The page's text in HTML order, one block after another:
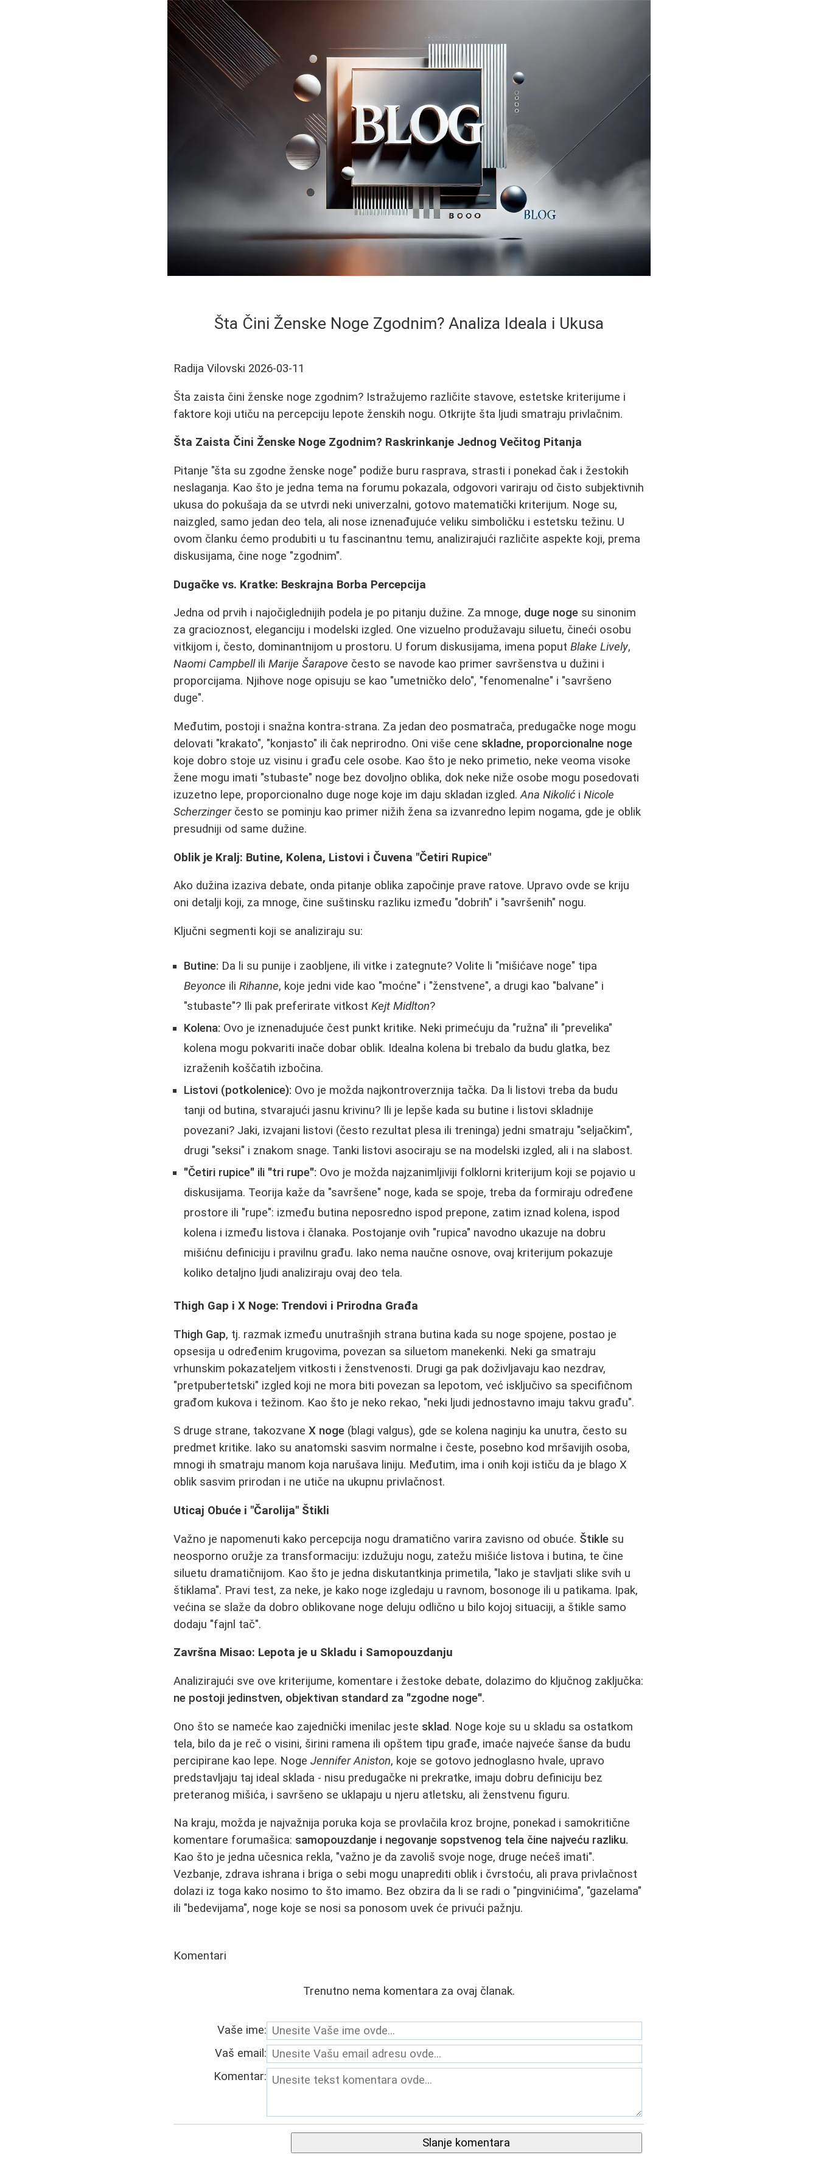
Šta Čini Ženske Noge Zgodnim? Analiza Ideala i Ukusa
Radija Vilovski 2026-03-11
Šta zaista čini ženske noge zgodnim? Istražujemo različite stavove, estetske kriterijume i
faktore koji utiču na percepciju lepote ženskih nogu. Otkrijte šta ljudi smatraju privlačnim.
Šta Zaista Čini Ženske Noge Zgodnim? Raskrinkanje Jednog Večitog Pitanja
Pitanje "šta su zgodne ženske noge" podiže buru rasprava, strasti i ponekad čak i žestokih
neslaganja. Kao što je jedna tema na forumu pokazala, odgovori variraju od čisto subjektivnih
ukusa do pokušaja da se utvrdi neki univerzalni, gotovo matematički kriterijum. Noge su,
naizgled, samo jedan deo tela, ali nose iznenađujuće veliku simboličku i estetsku težinu. U
ovom članku ćemo produbiti u tu fascinantnu temu, analizirajući različite aspekte koji, prema
diskusijama, čine noge "zgodnim".
Dugačke vs. Kratke: Beskrajna Borba Percepcija
Jedna od prvih i najočiglednijih podela je po pitanju dužine. Za mnoge, duge noge su sinonim
za gracioznost, eleganciju i modelski izgled. One vizuelno produžavaju siluetu, čineći osobu
vitkijom i, često, dominantnijom u prostoru. U forum diskusijama, imena poputBlake Lively,
Naomi CampbelliliMarije Šarapove često se navode kao primer savršenstva u dužini i
proporcijama. Njihove noge opisuju se kao "umetničko delo", "fenomenalne" i "savršeno
duge".
Međutim, postoji i snažna kontra-strana. Za jedan deo posmatrača, predugačke noge mogu
delovati "krakato", "konjasto" ili čak neprirodno. Oni više cene skladne, proporcionalne noge
koje dobro stoje uz visinu i građu cele osobe. Kao što je neko primetio, neke veoma visoke
žene mogu imati "stubaste" noge bez dovoljno oblika, dok neke niže osobe mogu posedovati
izuzetno lepe, proporcionalno duge noge koje im daju skladan izgled.Ana Nikolić iNicole
Scherzingerčesto se pominju kao primer nižih žena sa izvanredno lepim nogama, gde je oblik
presudniji od same dužine.
Oblik je Kralj: Butine, Kolena, Listovi i Čuvena "Četiri Rupice"
Ako dužina izaziva debate, onda pitanje oblika započinje prave ratove. Upravo ovde se kriju
oni detalji koji, za mnoge, čine suštinsku razliku između "dobrih" i "savršenih" nogu.
Ključni segmenti koji se analiziraju su:
Butine: Da li su punije i zaobljene, ili vitke i zategnute? Volite li "mišićave noge" tipa
Beyonce iliRihanne, koje jedni vide kao "moćne" i "ženstvene", a drugi kao "balvane" i
"stubaste"? Ili pak preferirate vitkostKejt Midlton?
Kolena: Ovo je iznenadujuće čest punkt kritike. Neki primećuju da "ružna" ili "prevelika"
kolena mogu pokvariti inače dobar oblik. Idealna kolena bi trebalo da budu glatka, bez
izraženih koščatih izbočina.
Listovi (potkolenice): Ovo je možda najkontroverznija tačka. Da li listovi treba da budu
tanji od butina, stvarajući jasnu krivinu? Ili je lepše kada su butine i listovi skladnije
povezani? Jaki, izvajani listovi (često rezultat plesa ili treninga) jedni smatraju "seljačkim",
drugi "seksi" i znakom snage. Tanki listovi asociraju se na modelski izgled, ali i na slabost.
"Četiri rupice" ili "tri rupe": Ovo je možda najzanimljiviji folklorni kriterijum koji se pojavio u
diskusijama. Teorija kaže da "savršene" noge, kada se spoje, treba da formiraju određene
prostore ili "rupe": između butina neposredno ispod prepone, zatim iznad kolena, ispod
kolena i između listova i članaka. Postojanje ovih "rupica" navodno ukazuje na dobru
mišićnu definiciju i pravilnu građu. Iako nema naučne osnove, ovaj kriterijum pokazuje
koliko detaljno ljudi analiziraju ovaj deo tela.
Thigh Gap i X Noge: Trendovi i Prirodna Građa
Thigh Gap, tj. razmak između unutrašnjih strana butina kada su noge spojene, postao je
opsesija u određenim krugovima, povezan sa siluetom manekenki. Neki ga smatraju
vrhunskim pokazateljem vitkosti i ženstvenosti. Drugi ga pak doživljavaju kao nezdrav,
"pretpubertetski" izgled koji ne mora biti povezan sa lepotom, već isključivo sa specifičnom
građom kukova i težinom. Kao što je neko rekao, "neki ljudi jednostavno imaju takvu građu".
S druge strane, takozvaneX noge (blagi valgus), gde se kolena naginju ka unutra, često su
predmet kritike. Iako su anatomski sasvim normalne i česte, posebno kod mršavijih osoba,
mnogi ih smatraju manom koja narušava liniju. Međutim, ima i onih koji ističu da je blago X
oblik sasvim prirodan i ne utiče na ukupnu privlačnost.
Uticaj Obuće i "Čarolija" Štikli
Važno je napomenuti kako percepcija nogu dramatično varira zavisno od obuće. Štikle su
neosporno oružje za transformaciju: izdužuju nogu, zatežu mišiće listova i butina, te čine
siluetu dramatičnijom. Kao što je jedna diskutantkinja primetila, "lako je stavljati slike svih u
štiklama". Pravi test, za neke, je kako noge izgledaju u ravnom, bosonoge ili u patikama. Ipak,
većina se slaže da dobro oblikovane noge deluju odlično u bilo kojoj situaciji, a štikle samo
dodaju "fajnl tač".
Završna Misao: Lepota je u Skladu i Samopouzdanju
Analizirajući sve ove kriterijume, komentare i žestoke debate, dolazimo do ključnog zaključka:
ne postoji jedinstven, objektivan standard za "zgodne noge".
Ono što se nameće kao zajednički imenilac jeste sklad. Noge koje su u skladu sa ostatkom
tela, bilo da je reč o visini, širini ramena ili opštem tipu građe, imaće najveće šanse da budu
percipirane kao lepe. NogeJennifer Aniston, koje se gotovo jednoglasno hvale, upravo
predstavljaju taj ideal sklada - nisu predugačke ni prekratke, imaju dobru definiciju bez
preteranog mišića, i savršeno se uklapaju u njeru atletsku, ali ženstvenu figuru.
Na kraju, možda je najvažnija poruka koja se provlačila kroz brojne, ponekad i samokritične
komentare forumašica: samopouzdanje i negovanje sopstvenog tela čine najveću razliku.
Kao što je jedna učesnica rekla, "važno je da zavoliš svoje noge, druge nećeš imati".
Vezbanje, zdrava ishrana i briga o sebi mogu unaprediti oblik i čvrstoću, ali prava privlačnost
dolazi iz toga kako nosimo to što imamo. Bez obzira da li se radi o "pingvinićima", "gazelama"
ili "bedevijama", noge koje se nosi sa ponosom uvek će privući pažnju.
Komentari
Trenutno nema komentara za ovaj članak.
Vaše ime:
Vaš email:
Komentar:
Slanje komentara